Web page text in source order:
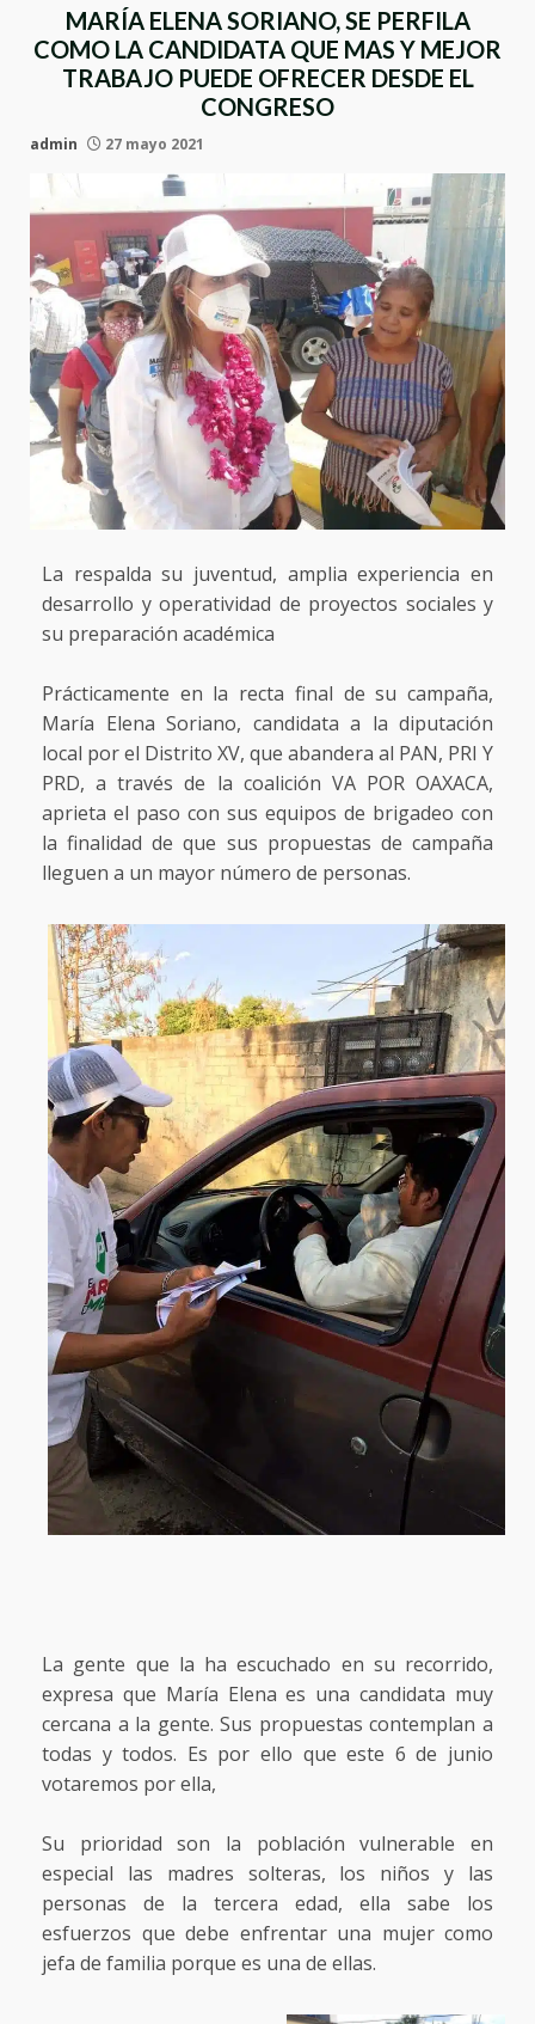
MARÍA ELENA SORIANO, SE PERFILA
COMO LA CANDIDATA QUE MAS Y MEJOR
TRABAJO PUEDE OFRECER DESDE EL
CONGRESO
admin 27 mayo 2021
La respalda su juventud, amplia experiencia en
desarrollo y operatividad de proyectos sociales y
su preparación académica
Prácticamente en la recta final de su campaña,
María Elena Soriano, candidata a la diputación
local por el Distrito XV, que abandera al PAN, PRI Y
PRD, a través de la coalición VA POR OAXACA,
aprieta el paso con sus equipos de brigadeo con
la finalidad de que sus propuestas de campaña
lleguen a un mayor número de personas.
La gente que la ha escuchado en su recorrido,
expresa que María Elena es una candidata muy
cercana a la gente. Sus propuestas contemplan a
todas y todos. Es por ello que este 6 de junio
votaremos por ella,
Su prioridad son la población vulnerable en
especial las madres solteras, los niños y las
personas de la tercera edad, ella sabe los
esfuerzos que debe enfrentar una mujer como
jefa de familia porque es una de ellas.